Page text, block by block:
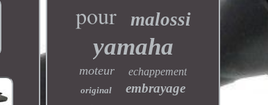
pour malossi
yamaha
moteur echappement
original embrayage